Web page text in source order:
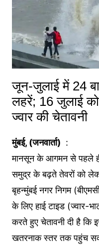
जून-जुलाई में 24
लहरें; 16 जुलाई
ज्वार की चेतावनी
मुंबई, (जनवार्ता) :
मानसून के आगमन से पहले
समुद्र के बढ़ते तेवरों को
बृहन्मुंबई नगर निगम
के लिए हाई टाइड (ज्वार-
करते हुए चेतावनी दी है कि
खतरनाक स्तर तक पहुंच